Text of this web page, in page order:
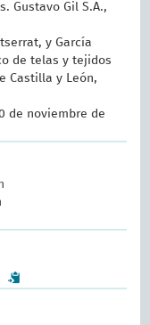
Gustavo Gil S.A.,
y García
de telas y tejidos
Castilla y León,
de noviembre de